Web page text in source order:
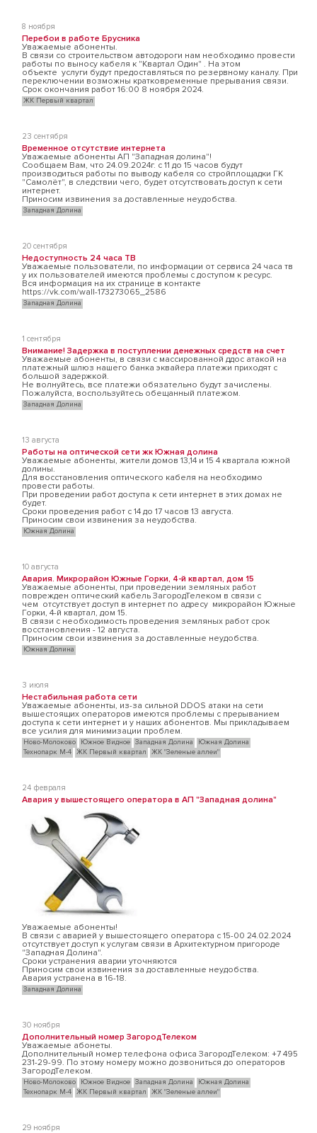
8 ноября
Перебои в работе Брусника
Уважаемые абоненты.
В связи со строительством автодороги нам необходимо провести
работы по выносу кабеля к "Квартал Один" . На этом
объекте услуги будут предоставляться по резервному каналу. При
переключении возможны кратковременные прерывания связи.
Срок окончания работ 16:00 8 ноября 2024.
ЖК Первый квартал
23 сентября
Временное отсутствие интернета
Уважаемые абоненты АП "Западная долина"!
Сообщаем Вам, что 24.09.2024г. с 11 до 15 часов будут
производиться работы по выводу кабеля со стройплощадки ГК
"Самолёт", в следствии чего, будет отсутствовать доступ к сети
интернет.
Приносим извинения за доставленные неудобства.
Западная Долина
20 сентября
Недоступность 24 часа ТВ
Уважаемые пользователи, по информации от сервиса 24 часа тв
у их пользователей имеются проблемы с доступом к ресурс.
Вся информация на их странице в контакте
https://vk.com/wall-173273065_2586
Западная Долина
1 сентября
Внимание! Задержка в поступлении денежных средств на счет
Уважаемые абоненты, в связи с массированной ддос атакой на
платежный шлюз нашего банка эквайера платежи приходят с
большой задержкой.
Не волнуйтесь, все платежи обязательно будут зачислены.
Пожалуйста, воспользуйтесь обещанный платежом.
Западная Долина
13 августа
Работы на оптической сети жк Южная долина
Уважаемые абоненты, жители домов 13,14 и 15 4 квартала южной
долины.
Для восстановления оптического кабеля на необходимо
провести работы.
При проведении работ доступа к сети интернет в этих домах не
будет.
Сроки проведения работ с 14 до 17 часов 13 августа.
Приносим свои извинения за неудобства.
Южная Долина
10 августа
Авария. Микрорайон Южные Горки, 4-й квартал, дом 15
Уважаемые абоненты, при проведении земляных работ
поврежден оптический кабель ЗагородТелеком в связи с
чем отсутствует доступ в интернет по адресу микрорайон Южные
Горки, 4-й квартал, дом 15.
В связи с необходимость проведения земляных работ срок
восстановления - 12 августа.
Приносим свои извинения за доставленные неудобства.
Южная Долина
3 июля
Нестабильная работа сети
Уважаемые абоненты, из-за сильной DDOS атаки на сети
вышестоящих операторов имеются проблемы с прерыванием
доступа к сети интернет и у наших абонентов. Мы прикладываем
все усилия для минимизации проблем.
Ново-Молоково Южное Видное Западная Долина
Южная Долина
Технопарк М-4 ЖК Первый квартал ЖК "Зеленые аллеи"
24 февраля
Авария у вышестоящего оператора в АП "Западная долина"
Уважаемые абоненты!
В связи с аварией у вышестоящего оператора с 15-00 24.02.2024
отсутствует доступ к услугам связи в Архитектурном пригороде
"Западная Долина".
Сроки устранения аварии уточняются
Приносим свои извинения за доставленные неудобства.
Авария устранена в 16-18.
Западная Долина
30 ноября
Дополнительный номер ЗагородТелеком
Уважаемые абонеты.
Дополнительный номер телефона офиса ЗагородТелеком: +7 495
231-29-99. По этому номеру можно дозвониться до операторов
ЗагородТелеком.
Ново-Молоково Южное Видное Западная Долина
Южная Долина
Технопарк М-4 ЖК Первый квартал ЖК "Зеленые аллеи"
29 ноября